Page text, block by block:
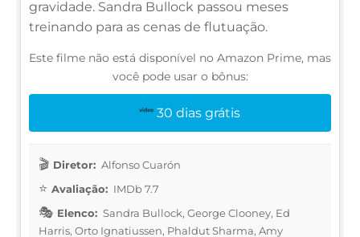
gravidade. Sandra Bullock passou meses
treinando para as cenas de flutuação.
Este filme não está disponível no Amazon Prime, mas
você pode usar o bônus:
30 dias grátis
Diretor: Alfonso Cuarón
Avaliação: IMDb 7.7
Elenco: Sandra Bullock, George Clooney, Ed
Harris, Orto Ignatiussen, Phaldut Sharma, Amy